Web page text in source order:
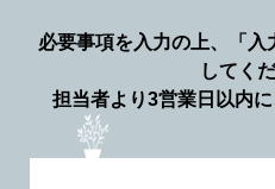
必要事項を入力の上、「
してく
担当者より3営業日以内